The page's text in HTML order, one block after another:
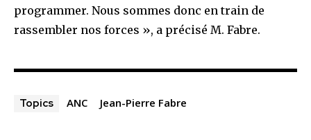
programmer. Nous sommes donc en train de
rassembler nos forces », a précisé M. Fabre.
Topics ANC Jean-Pierre Fabre